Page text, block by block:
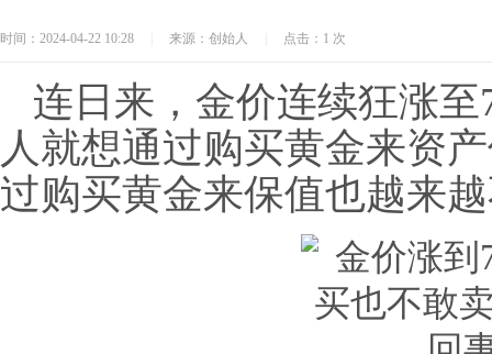
时间：2024-04-22 10:28 来源：创始人 点击：1 次
连日来，金价连续狂涨
人就想通过购买黄金来资
过购买黄金来保值也越来